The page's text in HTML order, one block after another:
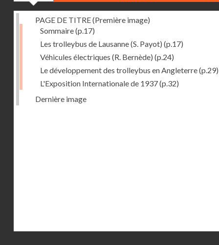
PAGE DE TITRE (Première image)
Sommaire(p.17)
Les trolleybus de Lausanne (S. Payot) (p.17)
Véhicules électriques (R. Bernède) (p.24)
Le développement des trolleybus en Angleterre(p.29)
L'Exposition Internationale de 1937(p.32)
Dernière image